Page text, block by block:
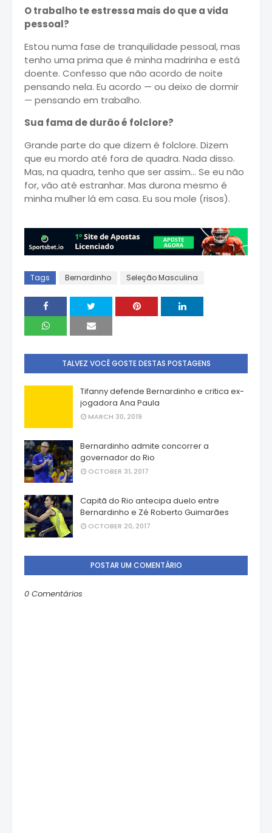
O trabalho te estressa mais do que a vida
pessoal?
Estou numa fase de tranquilidade pessoal, mas
tenho uma prima que é minha madrinha e está
doente. Confesso que não acordo de noite
pensando nela. Eu acordo — ou deixo de dormir
— pensando em trabalho.
Sua fama de durão é folclore?
Grande parte do que dizem é folclore. Dizem
que eu mordo até fora de quadra. Nada disso.
Mas, na quadra, tenho que ser assim… Se eu não
for, vão até estranhar. Mas durona mesmo é
minha mulher lá em casa. Eu sou mole (risos).
Tags Bernardinho Seleção Masculina
TALVEZ VOCÊ GOSTE DESTAS POSTAGENS
Tifanny defende Bernardinho e critica ex-
jogadora Ana Paula
MARCH 30, 2019
Bernardinho admite concorrer a
governador do Rio
OCTOBER 31, 2017
Capitã do Rio antecipa duelo entre
Bernardinho e Zé Roberto Guimarães
OCTOBER 20, 2017
POSTAR UM COMENTÁRIO
0 Comentários